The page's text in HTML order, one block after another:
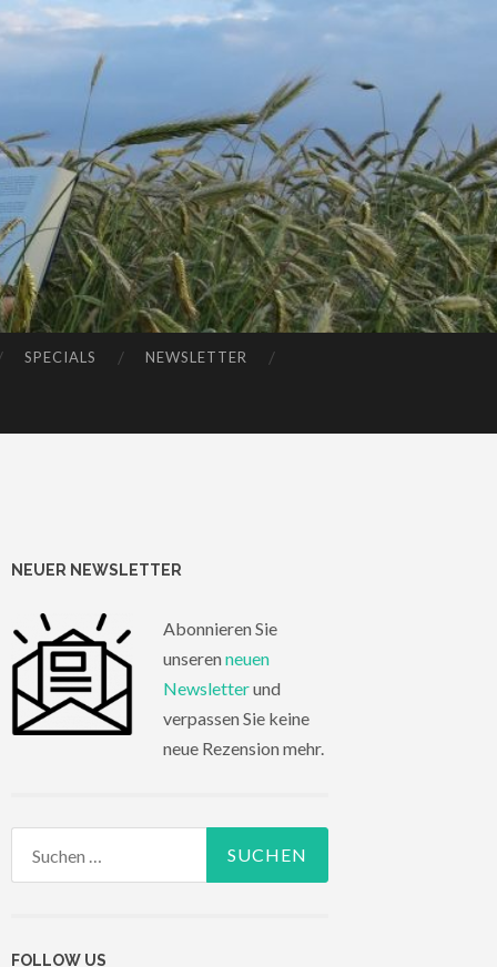
SPECIALS NEWSLETTER
NEUER NEWSLETTER
Abonnieren Sie
unserenneuen
Newsletterund
verpassen Sie keine
neue Rezension mehr.
FOLLOW US